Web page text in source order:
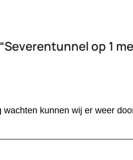
Severentunnel op 1
wachten kunnen wij er weer